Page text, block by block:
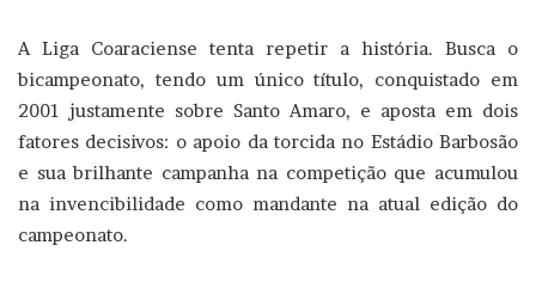
A Liga Coaraciense tenta repetir a história. Busca o
bicampeonato, tendo um único título, conquistado em
2001 justamente sobre Santo Amaro, e aposta em dois
fatores decisivos: o apoio da torcida no Estádio Barbosão
e sua brilhante campanha na competição que acumulou
na invencibilidade como mandante na atual edição do
campeonato.